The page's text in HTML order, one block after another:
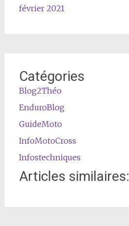
février 2021
Catégories
Blog2Théo
EnduroBlog
GuideMoto
InfoMotoCross
Infostechniques
Articles similaires: